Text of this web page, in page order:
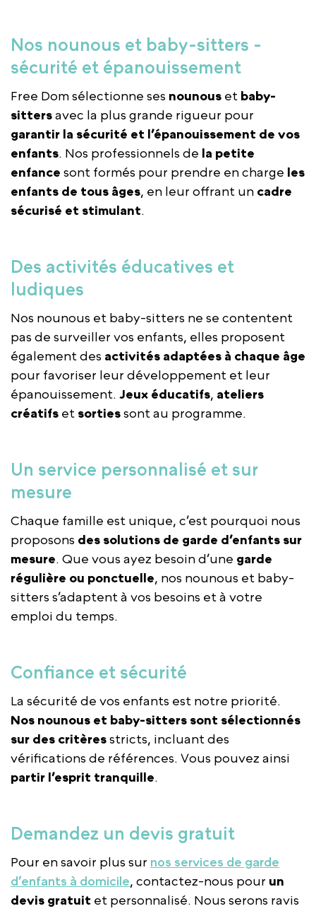
Nos nounous et baby-sitters -
sécurité et épanouissement
Free Dom sélectionne ses nounous et baby-
sittersavec la plus grande rigueur pour
garantir la sécurité et l’épanouissement de vos
enfants. Nos professionnels de la petite
enfance sont formés pour prendre en charge les
enfants de tous âges, en leur offrant un cadre
sécurisé et stimulant.
Des activités éducatives et
ludiques
Nos nounous et baby-sitters ne se contentent
pas de surveiller vos enfants, elles proposent
également des activités adaptées à chaque âge
pour favoriser leur développement et leur
épanouissement. Jeux éducatifs, ateliers
créatifs et sortiessont au programme.
Un service personnalisé et sur
mesure
Chaque famille est unique, c’est pourquoi nous
proposons des solutions de garde d’enfants sur
mesure. Que vous ayez besoin d’une garde
régulière ou ponctuelle, nos nounous et baby-
sitters s’adaptent à vos besoins et à votre
emploi du temps.
Confiance et sécurité
La sécurité de vos enfants est notre priorité.
Nos nounous et baby-sitters sont sélectionnés
sur des critèresstricts, incluant des
vérifications de références. Vous pouvez ainsi
partir l’esprit tranquille.
Demandez un devis gratuit
Pour en savoir plus sur nos services de garde
d’enfants à domicile, contactez-nous pour un
devis gratuit et personnalisé. Nous serons ravis